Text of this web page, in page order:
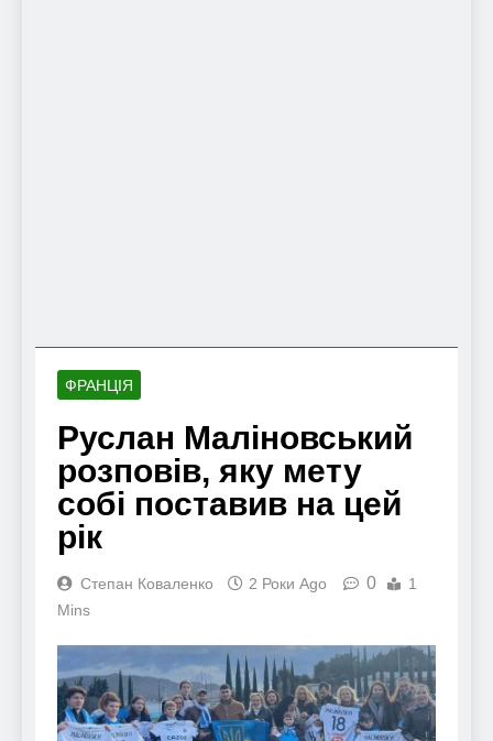
ФРАНЦІЯ
Руслан Маліновський
розповів, яку мету
собі поставив на цей
рік
Степан Коваленко 2 Роки Ago 0
1
Mins